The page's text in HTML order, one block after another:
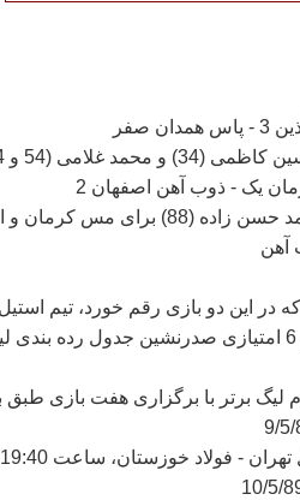
صفر
و محمد غلامی (54 و 4+90)
یک - ذوب آهن اصفهان 2
آهن
لیگ برتر با برگزاری هفت بازی طبق
- فولاد خوزستان، ساعت 19:40، ورزشگاه آزادی تهران